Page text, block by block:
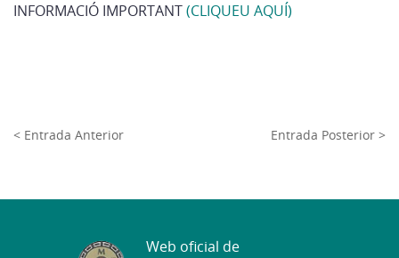
INFORMACIÓ IMPORTANT(CLIQUEU AQUÍ)
< Entrada Anterior Entrada Posterior >
Web oficial de